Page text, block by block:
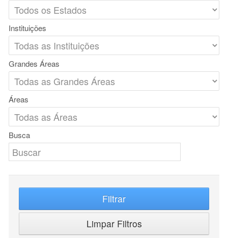
Instituições
Grandes Áreas
Áreas
Busca
Filtrar
Limpar Filtros